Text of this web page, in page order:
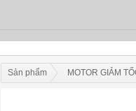
Sản phẩm MOTOR GIẢM